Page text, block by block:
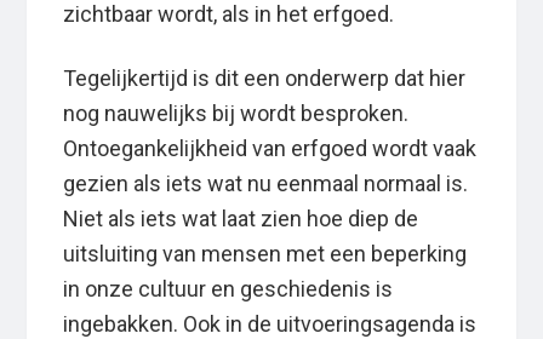
zichtbaar wordt, als in het erfgoed.
Tegelijkertijd is dit een onderwerp dat hier
nog nauwelijks bij wordt besproken.
Ontoegankelijkheid van erfgoed wordt vaak
gezien als iets wat nu eenmaal normaal is.
Niet als iets wat laat zien hoe diep de
uitsluiting van mensen met een beperking
in onze cultuur en geschiedenis is
ingebakken. Ook in de uitvoeringsagenda is